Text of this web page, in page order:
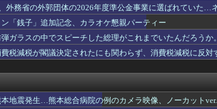
本に定着させる」 →国家公務員月給3.51...
黙らせる方法」8/7
口侑斗被告に無期懲役判決 当時17歳の少...
全力放流」中国都市「三峡沿線の道路水没」...
/
、「なんで自ら売上ゼロにするようなことする...
が観測され、多くの人が地上から天変地異のよ...
の謎をAIが解明！
国海警局「ﾌｨﾘﾋﾟﾝ船の追跡中に衝突...
ことが判明ｗｗｗｗｗｗｗｗ
んいるという事実
外務省の外郭団体の2026年度準公金事業に選ばれていた…
で補助金もらいながら左手で反政府」
ン「銭子」追加記念、カラオケ懇親パーティー
弾ガラスの中でスピーチした総理がこれまでいたんだろう
＆オバマ大統領も使ってました
費税減税が閣議決定されたにも関わらず、消費税減税に反
本地震発生…熊本総合病院の例のカメラ映像、ノーカット